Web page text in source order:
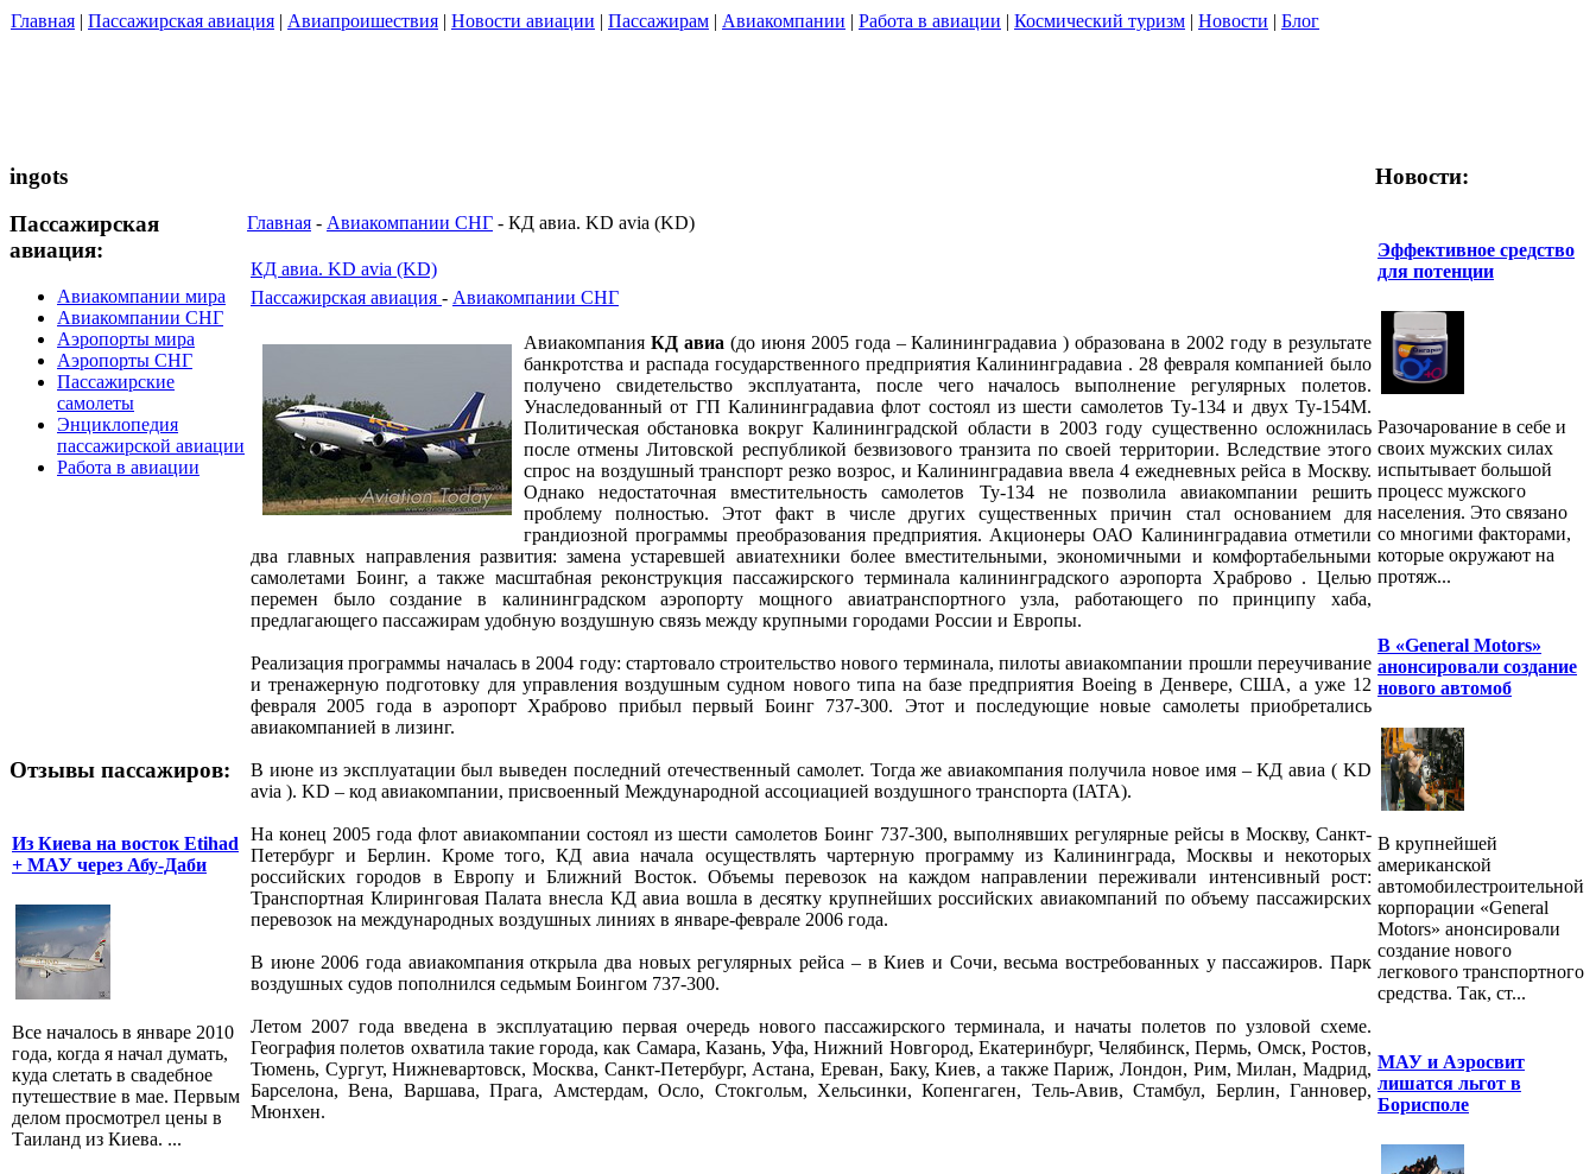
Главная | Пассажирская авиация | Авиапроишествия | Новости авиации | Пассажирам | Авиакомпании | Работа в авиации | Космический туризм | Новости | Блог
ingots
Пассажирская
авиация:
Авиакомпании мира
Авиакомпании СНГ
Аэропорты мира
Аэропорты СНГ
Пассажирские
самолеты
Энциклопедия
пассажирской авиации
Работа в авиации
Отзывы пассажиров:
Из Киева на восток Etihad
+ МАУ через Абу-Даби
Все началось в январе 2010
года, когда я начал думать,
куда слетать в свадебное
путешествие в мае. Первым
делом просмотрел цены в
Таиланд из Киева. ...
Главная - Авиакомпании СНГ - КД авиа. KD avia (KD)
КД авиа. KD avia (KD)
Пассажирская авиация - Авиакомпании СНГ
Авиакомпания КД авиа (до июня 2005 года – Калининградавиа ) образована в 2002 году в результате
банкротства и распада государственного предприятия Калининградавиа . 28 февраля компанией было
получено свидетельство эксплуатанта, после чего началось выполнение регулярных полетов.
Унаследованный от ГП Калининградавиа флот состоял из шести самолетов Ту-134 и двух Ту-154М.
Политическая обстановка вокруг Калининградской области в 2003 году существенно осложнилась
после отмены Литовской республикой безвизового транзита по своей территории. Вследствие этого
спрос на воздушный транспорт резко возрос, и Калининградавиа ввела 4 ежедневных рейса в Москву.
Однако недостаточная вместительность самолетов Ту-134 не позволила авиакомпании решить
проблему полностью. Этот факт в числе других существенных причин стал основанием для
грандиозной программы преобразования предприятия. Акционеры ОАО Калининградавиа отметили
два главных направления развития: замена устаревшей авиатехники более вместительными, экономичными и комфортабельными
самолетами Боинг, а также масштабная реконструкция пассажирского терминала калининградского аэропорта Храброво . Целью
перемен было создание в калининградском аэропорту мощного авиатранспортного узла, работающего по принципу хаба,
предлагающего пассажирам удобную воздушную связь между крупными городами России и Европы.
Реализация программы началась в 2004 году: стартовало строительство нового терминала, пилоты авиакомпании прошли переучивание
и тренажерную подготовку для управления воздушным судном нового типа на базе предприятия Boeing в Денвере, США, а уже 12
февраля 2005 года в аэропорт Храброво прибыл первый Боинг 737-300. Этот и последующие новые самолеты приобретались
авиакомпанией в лизинг.
В июне из эксплуатации был выведен последний отечественный самолет. Тогда же авиакомпания получила новое имя – КД авиа ( KD
avia ). KD – код авиакомпании, присвоенный Международной ассоциацией воздушного транспорта (IATA).
На конец 2005 года флот авиакомпании состоял из шести самолетов Боинг 737-300, выполнявших регулярные рейсы в Москву, Санкт-
Петербург и Берлин. Кроме того, КД авиа начала осуществлять чартерную программу из Калининграда, Москвы и некоторых
российских городов в Европу и Ближний Восток. Объемы перевозок на каждом направлении переживали интенсивный рост:
Транспортная Клиринговая Палата внесла КД авиа вошла в десятку крупнейших российских авиакомпаний по объему пассажирских
перевозок на международных воздушных линиях в январе-феврале 2006 года.
В июне 2006 года авиакомпания открыла два новых регулярных рейса – в Киев и Сочи, весьма востребованных у пассажиров. Парк
воздушных судов пополнился седьмым Боингом 737-300.
Летом 2007 года введена в эксплуатацию первая очередь нового пассажирского терминала, и начаты полетов по узловой схеме.
География полетов охватила такие города, как Самара, Казань, Уфа, Нижний Новгород, Екатеринбург, Челябинск, Пермь, Омск, Ростов,
Тюмень, Сургут, Нижневартовск, Москва, Санкт-Петербург, Астана, Ереван, Баку, Киев, а также Париж, Лондон, Рим, Милан, Мадрид,
Барселона, Вена, Варшава, Прага, Амстердам, Осло, Стокгольм, Хельсинки, Копенгаген, Тель-Авив, Стамбул, Берлин, Ганновер,
Мюнхен.
Новости:
Эффективное средство
для потенции
Разочарование в себе и
своих мужских силах
испытывает большой
процесс мужского
населения. Это связано
со многими факторами,
которые окружают на
протяж...
В «General Motors»
анонсировали создание
нового автомоб
В крупнейшей
американской
автомобилестроительной
корпорации «General
Motors» анонсировали
создание нового
легкового транспортного
средства. Так, ст...
МАУ и Аэросвит
лишатся льгот в
Борисполе